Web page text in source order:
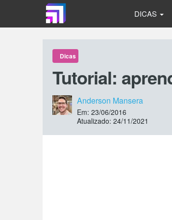
DICAS
Dicas
Tutorial:
Anderson Mansera
Em: 23/06/2016
Atualizado: 24/11/2021